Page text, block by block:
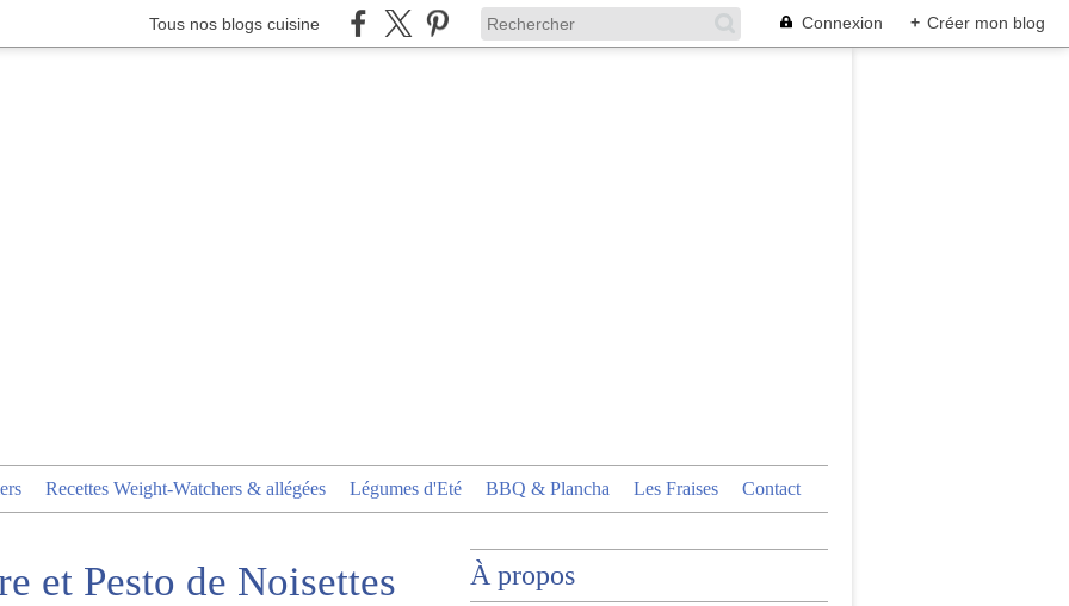
Tous nos blogs cuisine Connexion + Créer mon blog
Recettes Weight-Watchers & allégées Légumes d'Eté BBQ & Plancha Les Fraises Contact
et Pesto de Noisettes À propos